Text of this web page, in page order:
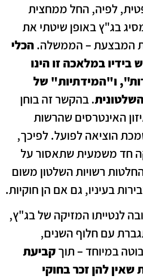
לפיה, החל ממחצית
בג"ץ באופן שיטתי את
המבצעת – הממשלה. הכלי
במלאכה זו הינו
ו"המידתיות" של
. בהקשר זה בוחן
האינטרסים שהרשות
הוציאה לפועל. לפיכך,
חד משמעית שתאסור על
רשויות השלטון משום
בעיניו, גם אם הן חוקיות.
לנטייתו המזיקה של בג"ץ,
עם חלוף השנים,
במיוחד – תוךקביעת
שאין להן זכר בחוקי